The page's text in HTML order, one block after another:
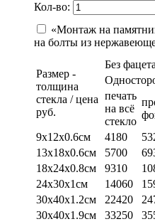
Кол-во:
«Монтаж на
на болты из
Размер -
толщина
стекла / цена
руб.
Без фацета
печать
на всё
стекло
9х12х0.6см
4180
13х18х0.6см
5700
18х24х0.8см
9310
24х30х1см
14060
30х40х1.2см
22420
30х40х1.9см
33250